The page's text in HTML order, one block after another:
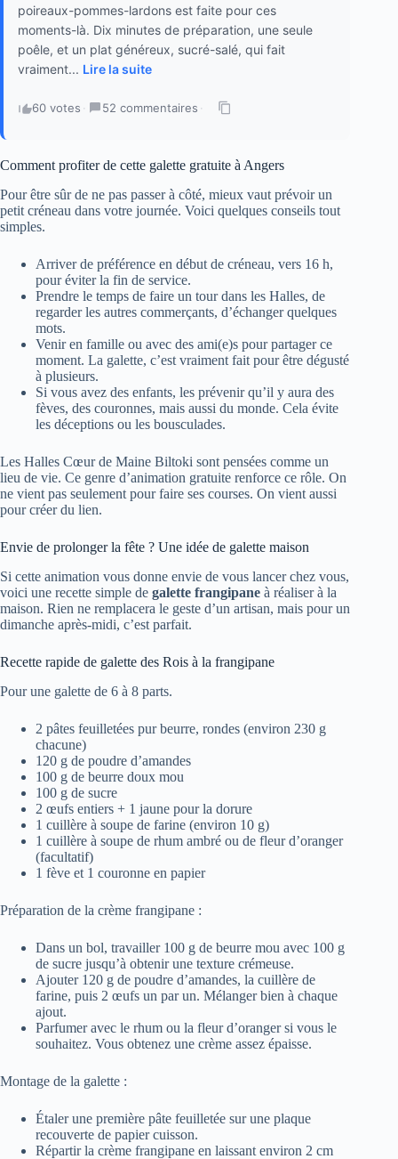
poireaux-pommes-lardons est faite pour ces
moments-là. Dix minutes de préparation, une seule
poêle, et un plat généreux, sucré-salé, qui fait
vraiment... Lire la suite
60 votes · 52 commentaires ·
Comment profiter de cette galette gratuite à Angers
Pour être sûr de ne pas passer à côté, mieux vaut prévoir un
petit créneau dans votre journée. Voici quelques conseils tout
simples.
Arriver de préférence en début de créneau, vers 16 h,
pour éviter la fin de service.
Prendre le temps de faire un tour dans les Halles, de
regarder les autres commerçants, d’échanger quelques
mots.
Venir en famille ou avec des ami(e)s pour partager ce
moment. La galette, c’est vraiment fait pour être dégusté
à plusieurs.
Si vous avez des enfants, les prévenir qu’il y aura des
fèves, des couronnes, mais aussi du monde. Cela évite
les déceptions ou les bousculades.
Les Halles Cœur de Maine Biltoki sont pensées comme un
lieu de vie. Ce genre d’animation gratuite renforce ce rôle. On
ne vient pas seulement pour faire ses courses. On vient aussi
pour créer du lien.
Envie de prolonger la fête ? Une idée de galette maison
Si cette animation vous donne envie de vous lancer chez vous,
voici une recette simple de galette frangipane à réaliser à la
maison. Rien ne remplacera le geste d’un artisan, mais pour un
dimanche après-midi, c’est parfait.
Recette rapide de galette des Rois à la frangipane
Pour une galette de 6 à 8 parts.
2 pâtes feuilletées pur beurre, rondes (environ 230 g
chacune)
120 g de poudre d’amandes
100 g de beurre doux mou
100 g de sucre
2 œufs entiers + 1 jaune pour la dorure
1 cuillère à soupe de farine (environ 10 g)
1 cuillère à soupe de rhum ambré ou de fleur d’oranger
(facultatif)
1 fève et 1 couronne en papier
Préparation de la crème frangipane :
Dans un bol, travailler 100 g de beurre mou avec 100 g
de sucre jusqu’à obtenir une texture crémeuse.
Ajouter 120 g de poudre d’amandes, la cuillère de
farine, puis 2 œufs un par un. Mélanger bien à chaque
ajout.
Parfumer avec le rhum ou la fleur d’oranger si vous le
souhaitez. Vous obtenez une crème assez épaisse.
Montage de la galette :
Étaler une première pâte feuilletée sur une plaque
recouverte de papier cuisson.
Répartir la crème frangipane en laissant environ 2 cm